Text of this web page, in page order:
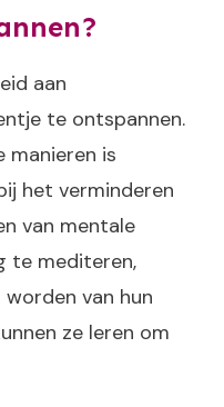
aan
te ontspannen.
manieren is
het verminderen
van mentale
te mediteren,
van hun
ze leren om